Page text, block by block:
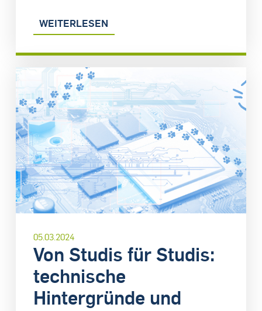
WEITERLESEN
05.03.2024
Von Studis für Studis:
technische
Hintergründe und